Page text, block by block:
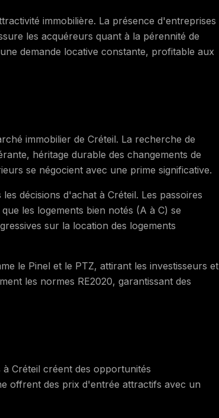
immobilière. La présence d'entreprises
les acquéreurs quant à la pérennité de
demande locative constante, profitable aux
immobilier de Créteil. La recherche de
héritage durable des changements de
se négocient avec une prime significative.
décisions d'achat à Créteil. Les passoires
les logements bien notés (A à C) se
sur la location des logements
le Pinel et le PTZ, attirant les investisseurs et
les normes RE2020, garantissant des
Créteil créent des opportunités
offrent des prix d'entrée attractifs avec un